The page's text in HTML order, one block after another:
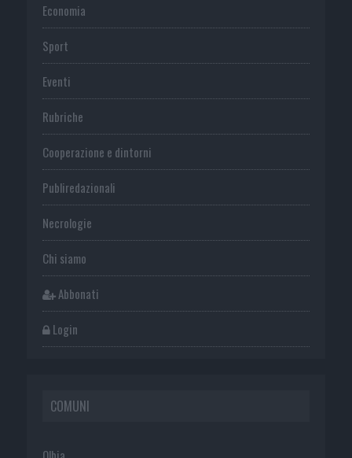
Economia
Sport
Eventi
Rubriche
Cooperazione e dintorni
Publiredazionali
Necrologie
Chi siamo
Abbonati
Login
COMUNI